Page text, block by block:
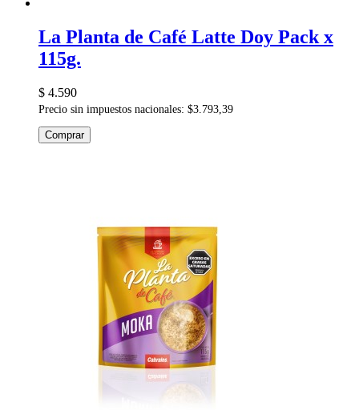
La Planta de Café Latte Doy Pack x
115g.
$ 4.590
Precio sin impuestos nacionales: $3.793,39
Comprar